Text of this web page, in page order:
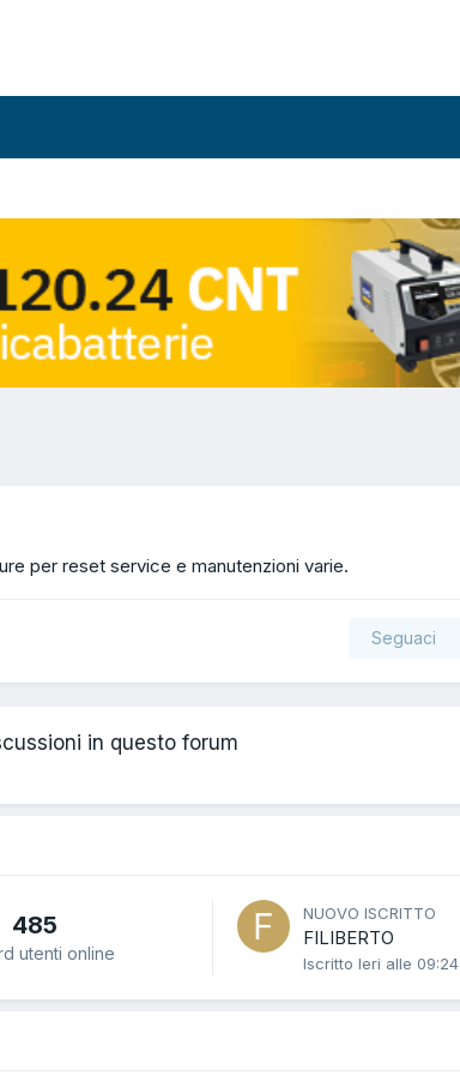
per reset service e manutenzioni varie.
Seguaci
in questo forum
485
utenti online
NUOVO ISCRITTO
FILIBERTO
Iscritto Ieri alle 09:24